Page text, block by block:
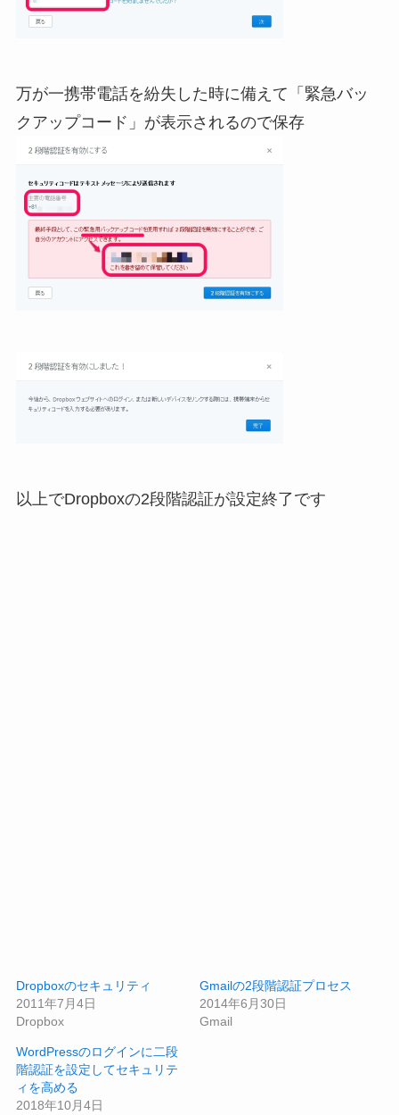
万が一携帯電話を紛失した時に備えて「緊急バッ
クアップコード」が表示されるので保存
以上でDropboxの2段階認証が設定終了です
Dropboxのセキュリティ
2011年7月4日
Dropbox
Gmailの2段階認証プロセス
2014年6月30日
Gmail
WordPressのログインに二段
階認証を設定してセキュリテ
ィを高める
2018年10月4日